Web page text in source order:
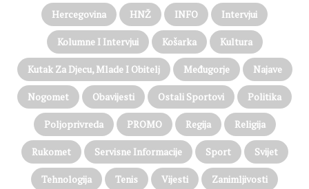
Hercegovina HNŽ INFO Intervjui
Kolumne I Intervjui Košarka Kultura
Kutak Za Djecu, Mlade I Obitelj Međugorje Najave
Nogomet Obavijesti Ostali Sportovi Politika
Poljoprivreda PROMO Regija Religija
Rukomet Servisne Informacije Sport Svijet
Tehnologija Tenis Vijesti Zanimljivosti